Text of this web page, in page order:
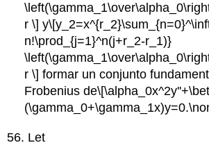
r \] y
n!\prod_{j=1}^n(j+r_2-r_1)}
r \] formar un conjunto
Frobenius de
56. Let